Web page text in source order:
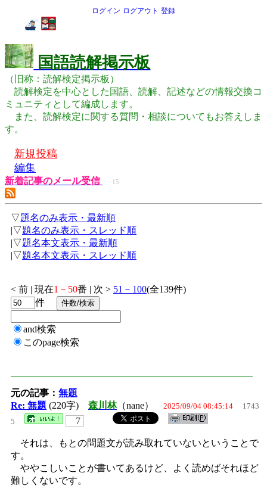
ログイン ログアウト 登録
国語読解掲示板
（旧称：読解検定掲示板）
読解検定を中心とした国語、読解、記述などの情報交換コ
ミュニティとして編成します。
また、読解検定に関する質問・相談についてもお答えしま
す。
新規投稿
編集
新着記事のメール受信 15
▽題名のみ表示・最新順
|▽題名のみ表示・スレッド順
|▽題名本文表示・最新順
|▽題名本文表示・スレッド順
< 前 | 現在1－50番 | 次 > 51－100(全139件)
件
and検索
このpage検索
元の記事： 無題
Re: 無題 (220字) 森川林（nane） 2025/09/04 08:45:14
1743
5
7
それは、もとの問題文が読み取れていないということで
す。
ややこしいことが書いてあるけど、よく読めばそれほど
難しくないです。